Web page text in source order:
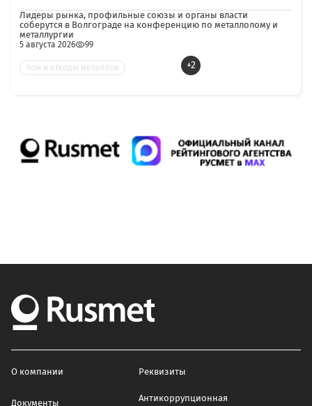
Лидеры рынка, профильные союзы и органы власти
соберутся в Волгограде на конференцию по металлолому и
металлургии
5 августа 2026 99
лом и отходы металлов +2
О компании Реквизиты
Документы
Антикоррупционная